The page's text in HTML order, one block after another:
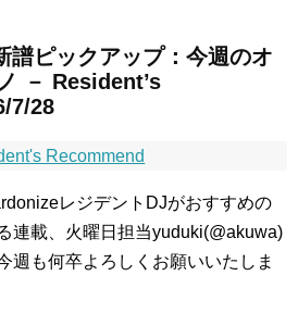
譜ピックアップ：今週のオ
－ Resident’s
7/28
Recommend
レジデントDJがおすすめの
連載、火曜日担当yuduki(@akuwa)
週も何卒よろしくお願いいたしま